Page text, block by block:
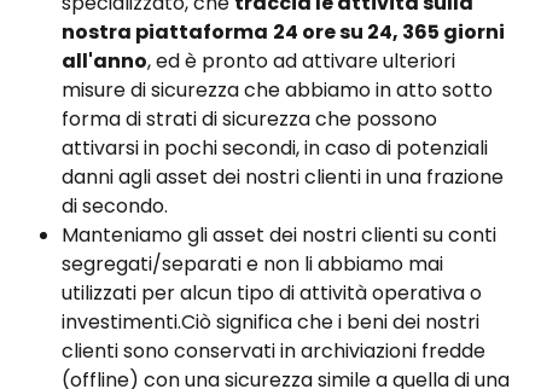
nostra piattaforma 24 ore su 24, 365 giorni
all'anno, ed è pronto ad attivare ulteriori
misure di sicurezza che abbiamo in atto sotto
forma di strati di sicurezza che possono
attivarsi in pochi secondi, in caso di potenziali
danni agli asset dei nostri clienti in una frazione
di secondo.
Manteniamo gli asset dei nostri clienti su conti
segregati/separati e non li abbiamo mai
utilizzati per alcun tipo di attività operativa o
investimenti.Ciò significa che i beni dei nostri
clienti sono conservati in archiviazioni fredde
(offline) con una sicurezza simile a quella di una